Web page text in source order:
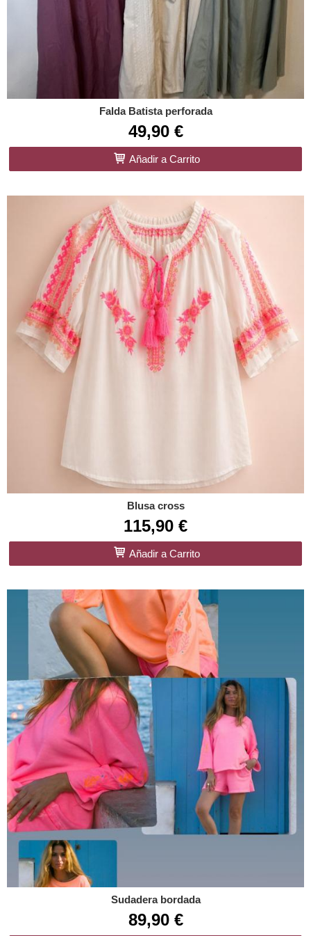
Falda Batista perforada
49,90 €
Añadir a Carrito
Blusa cross
115,90 €
Añadir a Carrito
Sudadera bordada
89,90 €